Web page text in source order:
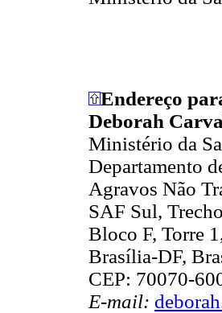
Endereço
Deborah
Ministério da
Departamento
Agravos Não
SAF Sul,
Bloco F, Torre
Brasília-DF,
CEP: 70070-
E-mail: